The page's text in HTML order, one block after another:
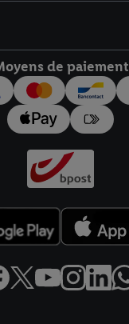
de paiement